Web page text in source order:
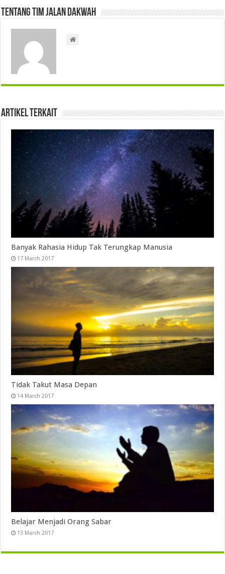
Tentang Tim Jalan Dakwah
Artikel Terkait
Banyak Rahasia Hidup Tak Terungkap Manusia
17 March 2017
Tidak Takut Masa Depan
14 March 2017
Belajar Menjadi Orang Sabar
13 March 2017